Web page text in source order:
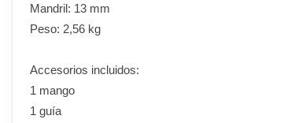
Mandril: 13 mm
Peso: 2,56 kg
Accesorios incluidos:
1 mango
1 guía